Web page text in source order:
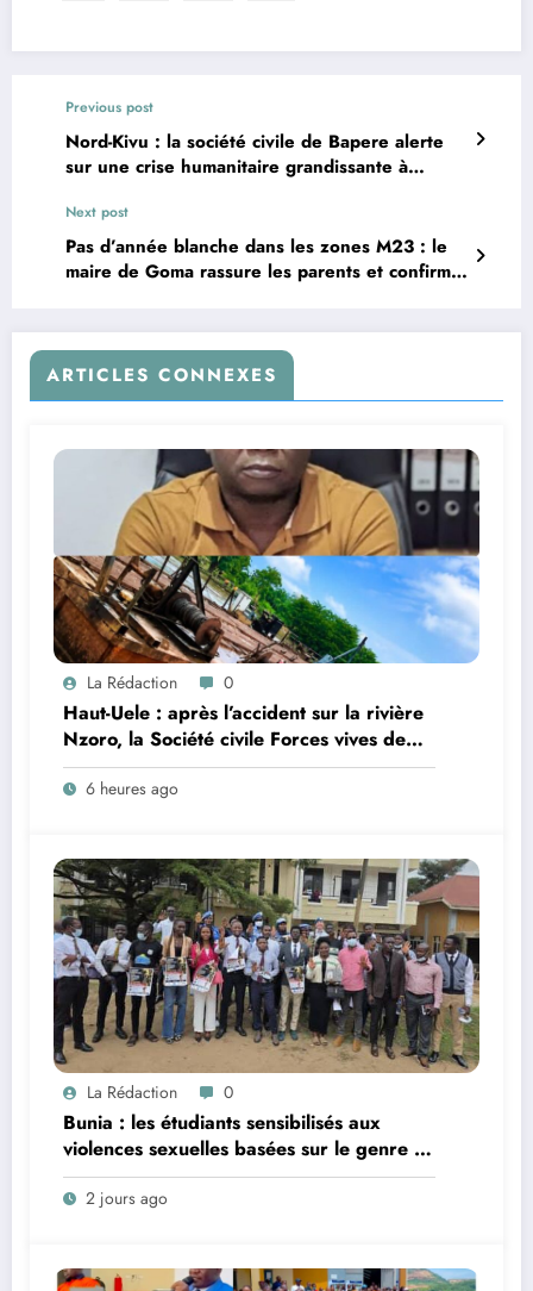
Previous post
Nord-Kivu : la société civile de Bapere alerte
sur une crise humanitaire grandissante à
Next post
Pas d’année blanche dans les zones M23 : le
maire de Goma rassure les parents et confirme
ARTICLES CONNEXES
La Rédaction 0
Haut-Uele : après l’accident sur la rivière
Nzoro, la Société civile Forces vives de
Faradje s’indigne du retard dans la
reconstruction du pont Nzoro
6 heures ago
La Rédaction 0
Bunia : les étudiants sensibilisés aux
violences sexuelles basées sur le genre et
au harcèlement sexuel en milieu
universitaire
2 jours ago